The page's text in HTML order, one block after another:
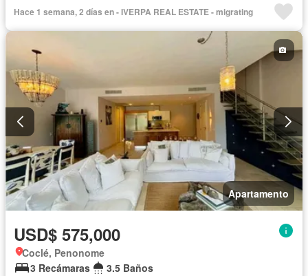
Hace 1 semana, 2 días en - IVERPA REAL ESTATE - migrating
Apartamento
USD$ 575,000
Coclé, Penonome
3 Recámaras
3.5 Baños